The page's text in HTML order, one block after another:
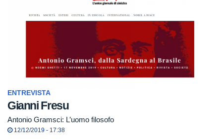
ENTREVISTA
Gianni Fresu
Antonio Gramsci: L’uomo filosofo
12/12/2019 - 17:38